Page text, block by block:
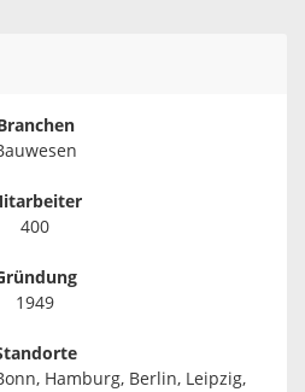
400
1949
Hamburg, Berlin, Leipzig,